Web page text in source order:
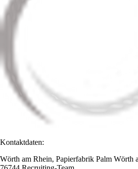
Kontaktdaten:
Wörth am Rhein, Papierfabrik Palm Wörth